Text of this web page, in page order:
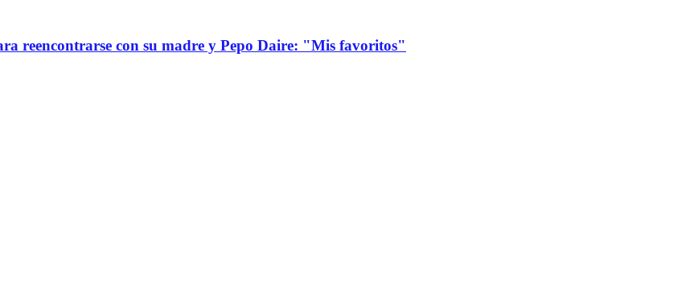
reencontrarse con su madre y Pepo Daire: "Mis favoritos"